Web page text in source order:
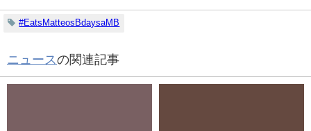
#EatsMatteosBdaysaMB
ニュースの関連記事